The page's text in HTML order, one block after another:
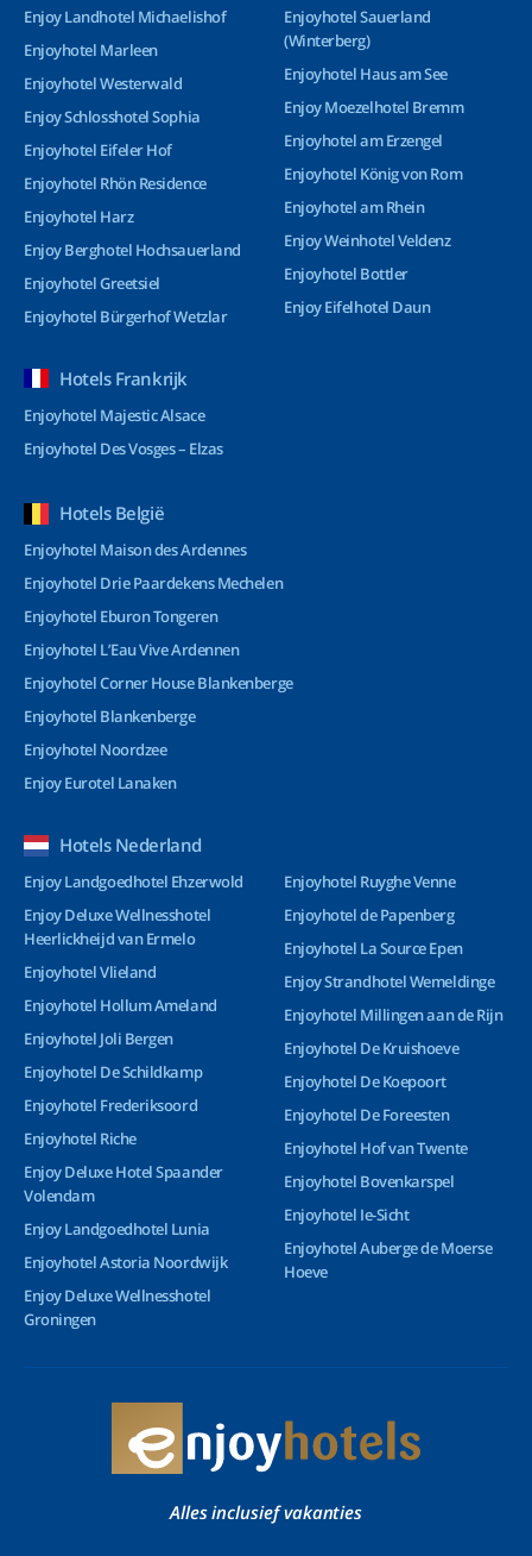
Enjoy Landhotel Michaelishof
Enjoyhotel Marleen
Enjoyhotel Westerwald
Enjoy Schlosshotel Sophia
Enjoyhotel Eifeler Hof
Enjoyhotel Rhön Residence
Enjoyhotel Harz
Enjoy Berghotel Hochsauerland
Enjoyhotel Greetsiel
Enjoyhotel Bürgerhof Wetzlar
Enjoyhotel Sauerland
(Winterberg)
Enjoyhotel Haus am See
Enjoy Moezelhotel Bremm
Enjoyhotel am Erzengel
Enjoyhotel König von Rom
Enjoyhotel am Rhein
Enjoy Weinhotel Veldenz
Enjoyhotel Bottler
Enjoy Eifelhotel Daun
Hotels Frankrijk
Enjoyhotel Majestic Alsace
Enjoyhotel Des Vosges – Elzas
Hotels België
Enjoyhotel Maison des Ardennes
Enjoyhotel Drie Paardekens Mechelen
Enjoyhotel Eburon Tongeren
Enjoyhotel L’Eau Vive Ardennen
Enjoyhotel Corner House Blankenberge
Enjoyhotel Blankenberge
Enjoyhotel Noordzee
Enjoy Eurotel Lanaken
Hotels Nederland
Enjoy Landgoedhotel Ehzerwold
Enjoy Deluxe Wellnesshotel
Heerlickheijd van Ermelo
Enjoyhotel Vlieland
Enjoyhotel Hollum Ameland
Enjoyhotel Joli Bergen
Enjoyhotel De Schildkamp
Enjoyhotel Frederiksoord
Enjoyhotel Riche
Enjoy Deluxe Hotel Spaander
Volendam
Enjoy Landgoedhotel Lunia
Enjoyhotel Astoria Noordwijk
Enjoy Deluxe Wellnesshotel
Groningen
Enjoyhotel Ruyghe Venne
Enjoyhotel de Papenberg
Enjoyhotel La Source Epen
Enjoy Strandhotel Wemeldinge
Enjoyhotel Millingen aan de Rijn
Enjoyhotel De Kruishoeve
Enjoyhotel De Koepoort
Enjoyhotel De Foreesten
Enjoyhotel Hof van Twente
Enjoyhotel Bovenkarspel
Enjoyhotel Ie-Sicht
Enjoyhotel Auberge de Moerse
Hoeve
Alles inclusief vakanties